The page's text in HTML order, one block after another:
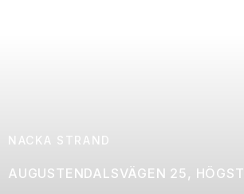
NACKA STRAND
AUGUSTENDALSVÄGEN 25,